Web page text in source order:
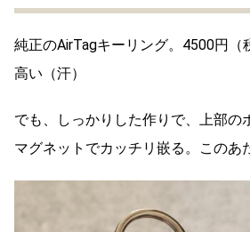
純正のAirTagキーリング。4500円（
高い（汗）
でも、しっかりした作りで、上部の
マグネットでカッチリ嵌る。このあ